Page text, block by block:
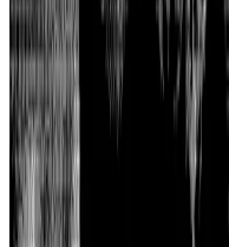
Wie Domanh SFX in
produktionsreifen
Tom Domanh ist SFX-
HandOfBlood,
von dieser Arbeit bisher
1.300/ Tag
Google-
21 Produkte am